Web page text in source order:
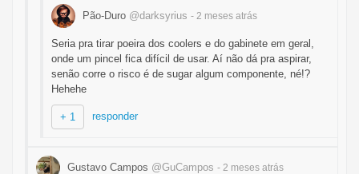
Pão-Duro @darksyrius - 2 meses atrás
Seria pra tirar poeira dos coolers e do gabinete em geral,
onde um pincel fica difícil de usar. Aí não dá pra aspirar,
senão corre o risco é de sugar algum componente, né!?
Hehehe
+ 1 responder
Gustavo Campos @GuCampos - 2 meses atrás